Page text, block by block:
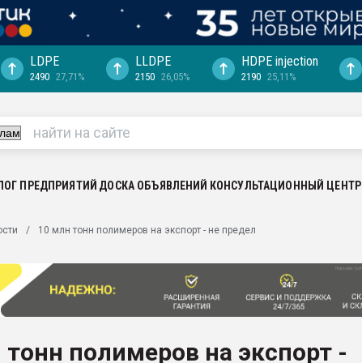
выходит на
рынке
LDPE
2490 27,71%
LLDPE
2150 26,05%
HDPE injection
2190 25,11%
ПРЕДПРИЯТИЙ ДОСКА ОБЪЯВЛЕНИЙ КОНСУЛЬТАЦИОННЫЙ ЦЕНТР
10 млн тонн полимеров на экспорт - не предел
полимеров на экспорт -